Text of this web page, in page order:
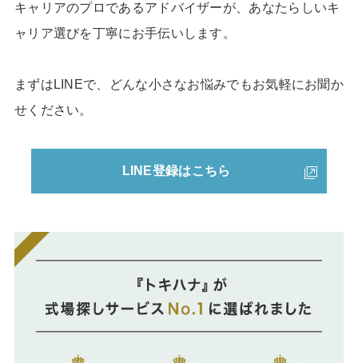
キャリアのプロであるアドバイザーが、あなたらしいキ
ャリア選びを丁寧にお手伝いします。
まずはLINEで、どんな小さなお悩みでもお気軽にお聞か
せください。
LINE登録はこちら